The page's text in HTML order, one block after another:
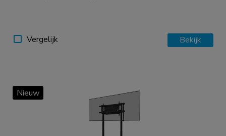
Vergelijk Bekijk
Nieuw